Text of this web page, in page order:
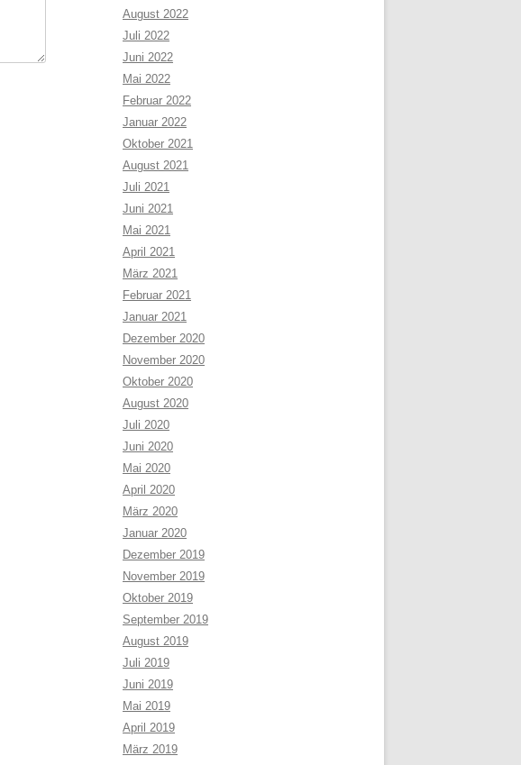
August 2022
Juli 2022
Juni 2022
Mai 2022
Februar 2022
Januar 2022
Oktober 2021
August 2021
Juli 2021
Juni 2021
Mai 2021
April 2021
März 2021
Februar 2021
Januar 2021
Dezember 2020
November 2020
Oktober 2020
August 2020
Juli 2020
Juni 2020
Mai 2020
April 2020
März 2020
Januar 2020
Dezember 2019
November 2019
Oktober 2019
September 2019
August 2019
Juli 2019
Juni 2019
Mai 2019
April 2019
März 2019